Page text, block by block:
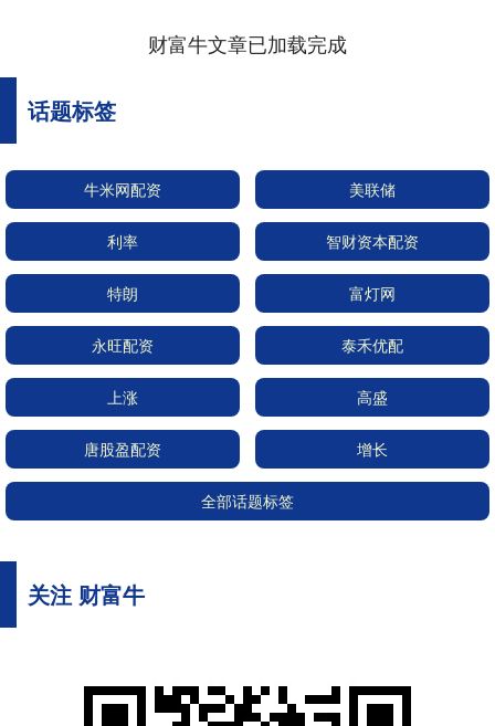
财富牛文章已加载完成
话题标签
牛米网配资 美联储
利率 智财资本配资
特朗 富灯网
永旺配资 泰禾优配
上涨 高盛
唐股盈配资 增长
全部话题标签
关注 财富牛